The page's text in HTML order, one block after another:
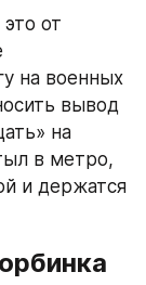
от
на военных
вывод
на
в метро,
и держатся